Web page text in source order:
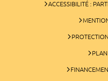
ACCESSIBILITÉ :